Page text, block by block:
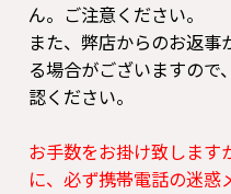
ん。ご注意ください。
また、弊店からのお返事
る場合がございますので
認ください。
お手数をお掛け致します
に、必ず携帯電話の迷惑